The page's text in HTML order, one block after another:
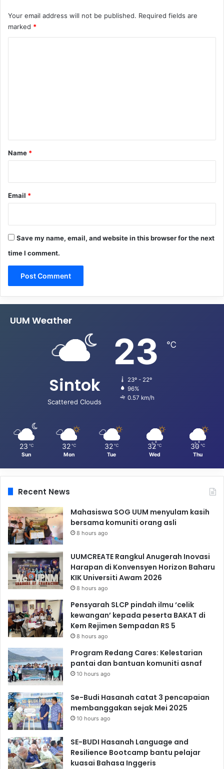
Your email address will not be published. Required fields are
marked *
*
Name *
Email *
Save my name, email, and website in this browser for the next
time I comment.
UUM Weather
Sintok
Scattered Clouds
23 ℃
23º - 22º
96%
0.57 km/h
23 ℃
Sun
32 ℃
Mon
32 ℃
Tue
32 ℃
Wed
30 ℃
Thu
Recent News
Mahasiswa SOG UUM menyulam kasih
bersama komuniti orang asli
8 hours ago
UUMCREATE Rangkul Anugerah Inovasi
Harapan di Konvensyen Horizon Baharu
KIK Universiti Awam 2026
8 hours ago
Pensyarah SLCP pindah ilmu ‘celik
kewangan’ kepada peserta BAKAT di
Kem Rejimen Sempadan RS 5
8 hours ago
Program Redang Cares: Kelestarian
pantai dan bantuan komuniti asnaf
10 hours ago
Se-Budi Hasanah catat 3 pencapaian
membanggakan sejak Mei 2025
10 hours ago
SE-BUDI Hasanah Language and
Resilience Bootcamp bantu pelajar
kuasai Bahasa Inggeris